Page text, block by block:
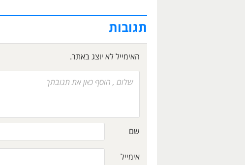
תגובות
האימייל לא יוצג באתר.
שם
אימייל